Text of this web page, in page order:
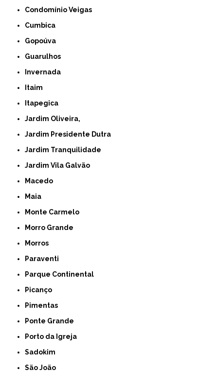
Condomínio Veigas
Cumbica
Gopoúva
Guarulhos
Invernada
Itaim
Itapegica
Jardim Oliveira,
Jardim Presidente Dutra
Jardim Tranquilidade
Jardim Vila Galvão
Macedo
Maia
Monte Carmelo
Morro Grande
Morros
Paraventi
Parque Continental
Picanço
Pimentas
Ponte Grande
Porto da Igreja
Sadokim
São João